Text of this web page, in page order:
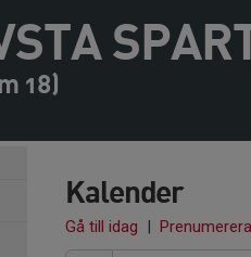
18)
Kalender
Gå till idag | Prenumerera